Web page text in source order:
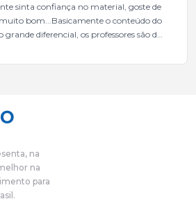
sinta confiança no material, goste de
bom...Basicamente o conteúdo do
grande diferencial, os professores são de
da administração pública.Eu sempre
derrota no ano passado para que eu
eu errei e corrigir minha rota.E além
Concursos), que fizeram um
estudar, ele tem que perder tempo
num pós- edital é muito
de informação, então vocês
bacana, porque quando eu me sentia
na
na
para